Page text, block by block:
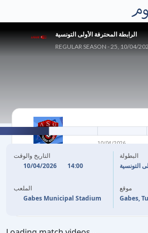
الرابطة المحترفة الأولى التونسية
REGULAR SEASON - 25, 10/04/
الجمعية الرياضية بقابس
10/04/2026
التاريخ والوقت
10/04/2026
14:00
الملعب
Gabes Municipal Stadium
البطولة
التونسية
موقع
Gabes,